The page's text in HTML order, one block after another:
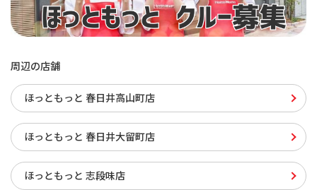
周辺の店舗
ほっともっと 春日井高山町店
ほっともっと 春日井大留町店
ほっともっと 志段味店